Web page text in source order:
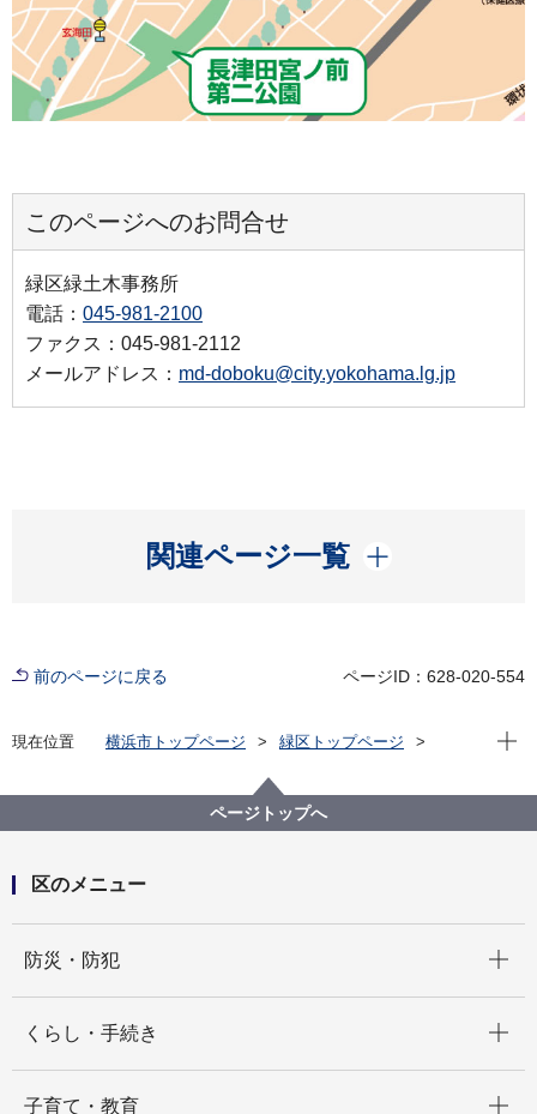
このページへのお問合せ
緑区緑土木事務所
電話： 045-981-2100
ファクス：045-981-2112
メールアドレス： md-doboku@city.yokohama.lg.jp
関連ページ一覧
開く
前のページに戻る ページID：628-020-554
現在位置 横浜市トップページ
緑区トップページ
緑土木事務所
緑区の身近な公園(地域別・50音順)
現在
ページトップへ
区のメニュー
防災・防犯
くらし・手続き
子育て・教育